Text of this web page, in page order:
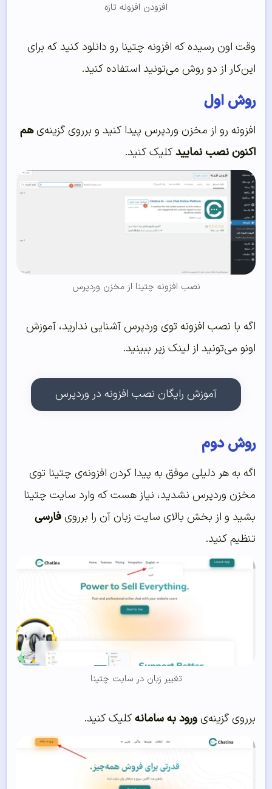
افزودن افزونه تازه
وقت اون رسیده که افزونه چتینا رو دانلود کنید که برای
این‌کار از دو روش می‌تونید استفاده کنید.
روش اول
افزونه رو از مخزن وردپرس پیدا کنید و برروی گزینه‌یهم
اکنون نصب نماییدکلیک کنید.
نصب افزونه چتینا از مخزن وردپرس
اگه با نصب افزونه توی وردپرس آشنایی ندارید، آموزش
اونو می‌تونید از لینک زیر ببینید.
آموزش رایگان نصب افزونه در وردپرس
روش دوم
اگه به هر دلیلی موفق به پیدا کردن افزونه‌ی چتینا توی
مخزن وردپرس نشدید، نیاز هست که وارد سایت چتینا
بشید و از بخش بالای سایت زبان آن را بررویفارسی
تنظیم کنید.
تغییر زبان در سایت چتینا
برروی گزینه‌یورود به سامانهکلیک کنید.